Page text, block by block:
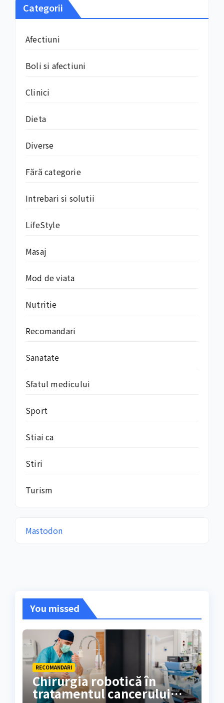
Categorii
Afectiuni
Boli si afectiuni
Clinici
Dieta
Diverse
Fără categorie
Intrebari si solutii
LifeStyle
Masaj
Mod de viata
Nutritie
Recomandari
Sanatate
Sfatul medicului
Sport
Stiai ca
Stiri
Turism
Mastodon
You missed
RECOMANDARI
Chirurgia robotică în
tratamentul cancerului